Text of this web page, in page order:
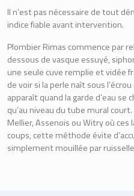
Il n’est pas nécessaire de tout
indice fiable avant intervention.
Plombier Rimas commence par
dessous de vasque essuyé,
une seule cuve remplie et vidée
de voir si la perle naît sous
apparaît quand la garde d’eau se
qu’au niveau du tube mural
Mellier, Assenois ou Witry où
coups, cette méthode évite
simplement mouillée par